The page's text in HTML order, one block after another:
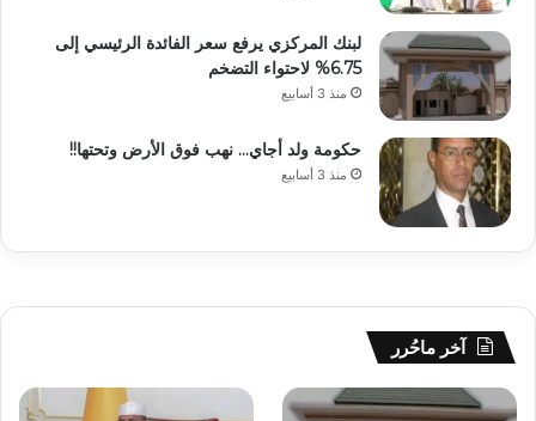
لبنك المركزي يرفع سعر الفائدة الرئيسي إلى
6.75% لاحتواء التضخم
منذ 3 أسابيع
حكومة ولد أجاي… نهب فوق الأرض وتحتها!!
منذ 3 أسابيع
آخر ماحُرر